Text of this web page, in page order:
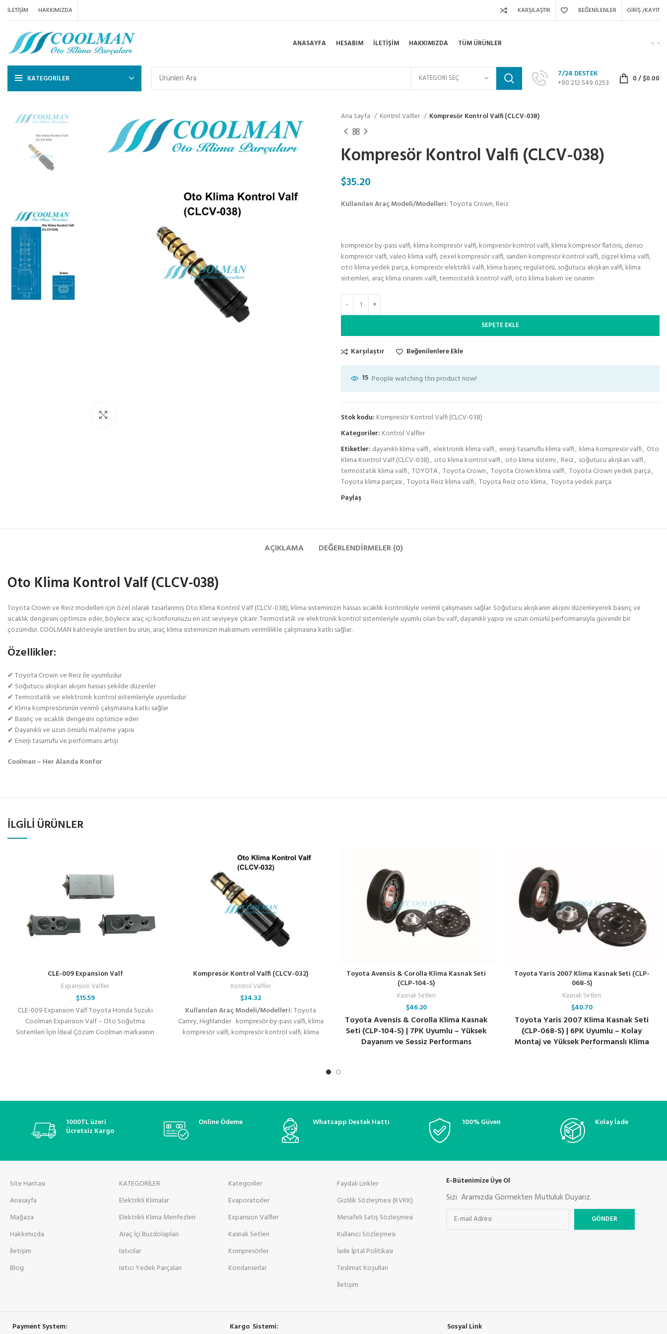
İLETIŞIM HAKKIMIZDA KARŞILAŞTIR BEĞENILENLER GIRIŞ /KAYIT
ANASAYFA HESABIM İLETIŞIM HAKKIMIZDA TÜM ÜRÜNLER
KATEGORILER KATEGORI SEÇ
7/24 DESTEK
+90 212 549 0253
0/$0.00
Ana Sayfa Kontrol Valfler Kompresör Kontrol Valfi (CLCV-038)
Kompresör Kontrol Valfi (CLCV-038)
$35.20
Kullanılan Araç Modeli/Modelleri:Toyota Crown, Reiz
kompresör by-pass valfi, klima kompresör valfi, kompresör kontrol valfi, klima kompresör flatörü, denso
kompresör valfi, valeo klima valfi, zexel kompresör valfi, sanden kompresör kontrol valfi, zigzel klima valfi,
oto klima yedek parça, kompresör elektrikli valfi, klima basınç regülatörü, soğutucu akışkan valfi, klima
sistemleri, araç klima onarım valfi, termostatik kontrol valfi, oto klima bakım ve onarım
SEPETE EKLE
Karşılaştır Beğenilenlere Ekle
15 People watching this product now!
Stok kodu: Kompresör Kontrol Valfi (CLCV-038)
Kategoriler: Kontrol Valfler
Etiketler: dayanıklı klima valfi, elektronik klima valfi, enerji tasarruflu klima valfi, klima kompresör valfi, Oto
Klima Kontrol Valf (CLCV-038), oto klima kontrol valfi, oto klima sistemi, Reiz, soğutucu akışkan valfi,
termostatik klima valfi, TOYOTA, Toyota Crown, Toyota Crown klima valfi, Toyota Crown yedek parça,
Toyota klima parçası, Toyota Reiz klima valfi, Toyota Reiz oto klima, Toyota yedek parça
Paylaş
AÇIKLAMA DEĞERLENDIRMELER (0)
Oto Klima Kontrol Valf (CLCV-038)
Toyota Crown ve Reiz modelleri için özel olarak tasarlanmış Oto Klima Kontrol Valf (CLCV-038), klima sisteminizin hassas sıcaklık kontrolüyle verimli çalışmasını sağlar. Soğutucu akışkanın akışını düzenleyerek basınç ve
sıcaklık dengesini optimize eder, böylece araç içi konforunuzu en üst seviyeye çıkarır. Termostatik ve elektronik kontrol sistemleriyle uyumlu olan bu valf, dayanıklı yapısı ve uzun ömürlü performansıyla güvenilir bir
çözümdür. COOLMAN kalitesiyle üretilen bu ürün, araç klima sisteminizin maksimum verimlilikle çalışmasına katkı sağlar.
Özellikler:
✔ Toyota Crown ve Reiz ile uyumludur
✔ Soğutucu akışkan akışını hassas şekilde düzenler
✔ Termostatik ve elektronik kontrol sistemleriyle uyumludur
✔ Klima kompresörünün verimli çalışmasına katkı sağlar
✔ Basınç ve sıcaklık dengesini optimize eder
✔ Dayanıklı ve uzun ömürlü malzeme yapısı
✔ Enerji tasarrufu ve performans artışı
Coolman – Her Alanda Konfor
İLGILI ÜRÜNLER
CLE-009 Expansion Valf
Expansion Valfler
$15.59
CLE-009 Expansion Valf Toyota Honda Suzuki
Coolman Expansion Valf – Oto Soğutma
Sistemleri İçin İdeal Çözüm Coolman markasının
Kompresör Kontrol Valfi (CLCV-032)
Kontrol Valfler
$34.32
Kullanılan Araç Modeli/Modelleri:Toyota
Camry, Highlander kompresör by-pass valfi, klima
kompresör valfi, kompresör kontrol valfi, klima
klima sistemleri, araç klima onarım valfi,
onarım
Toyota Avensis & Corolla Klima Kasnak Seti
(CLP-104-S)
Kasnak Setleri
$46.20
Toyota Avensis & Corolla Klima Kasnak
Seti (CLP-104-S) | 7PK Uyumlu – Yüksek
Dayanım ve Sessiz Performans
Toyota Yaris 2007 Klima Kasnak Seti (CLP-
068-S)
Kasnak Setleri
$40.70
Toyota Yaris 2007 Klima Kasnak Seti
(CLP-068-S) | 6PK Uyumlu – Kolay
Montaj ve Yüksek Performanslı Klima
1000TL üzeri
Ücretsiz Kargo
Online Ödeme Whatsapp Destek Hattı 100% Güven Kolay İade
Site Haritası
Anasayfa
Mağaza
Hakkımızda
İletişim
Blog
KATEGORİLER
Elektrikli Klimalar
Elektrikli Klima Menfezleri
Araç İçi Buzdolapları
Isıtıcılar
Isıtıcı Yedek Parçaları
Kategoriler
Evaporatorler
Expansion Valfler
Kasnak Setleri
Kompresörler
Kondanserlar
Faydalı Linkler
Gizlilik Sözleşmesi (KVKK)
Mesafeli Satış Sözleşmesi
Kullanıcı Sözleşmesi
İade İptal Politikası
Teslimat Koşulları
İletişim
E-Bütenimize Üye Ol
Sizi Aramızda Görmekten Mutluluk Duyarız.
Payment System: Kargo Sistemi: Sosyal Link